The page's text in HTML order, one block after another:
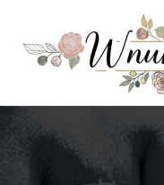
content
Wnuk